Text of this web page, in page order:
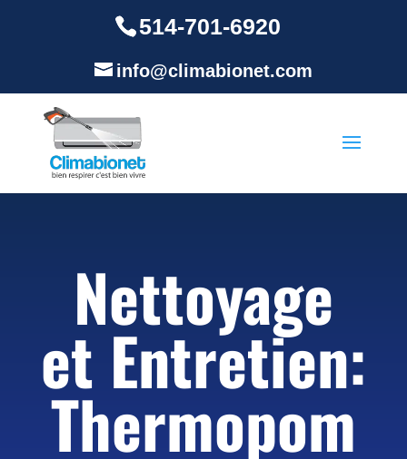
514-701-6920
info@climabionet.com
Nettoyage
et Entretien:
Thermopom